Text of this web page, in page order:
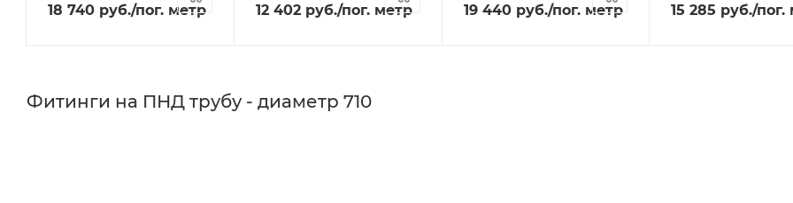
18 740 руб./пог. метр 12 402руб./пог. метр 19 440руб./пог. метр 15 285 руб./пог.
Фитинги на ПНД трубу - диаметр 710